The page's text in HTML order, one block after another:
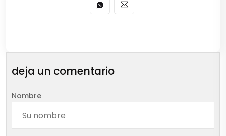
deja un comentario
Nombre